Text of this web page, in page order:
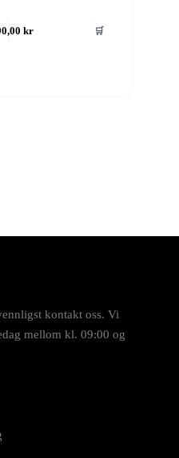
kr 🛒
kontakt oss. Vi
mellom kl. 09:00 og